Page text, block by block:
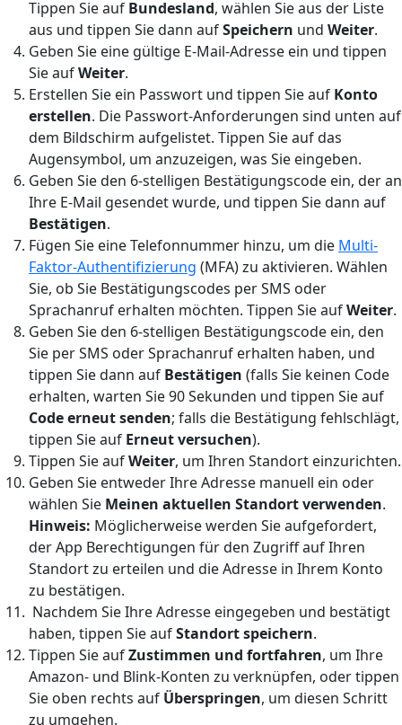
Tippen Sie auf Bundesland, wählen Sie aus der Liste
aus und tippen Sie dann aufSpeichern und Weiter.
Geben Sie eine gültige E-Mail-Adresse ein und tippen
Sie aufWeiter.
Erstellen Sie ein Passwort und tippen Sie auf Konto
erstellen. Die Passwort-Anforderungen sind unten auf
dem Bildschirm aufgelistet. Tippen Sie auf das
Augensymbol, um anzuzeigen, was Sie eingeben.
Geben Sie den 6-stelligen Bestätigungscode ein, der an
Ihre E-Mail gesendet wurde, und tippen Sie dann auf
Bestätigen.
Fügen Sie eine Telefonnummer hinzu, um die Multi-
Faktor-Authentifizierung (MFA) zu aktivieren. Wählen
Sie, ob Sie Bestätigungscodes per SMS oder
Sprachanruf erhalten möchten. Tippen Sie aufWeiter.
Geben Sie den 6-stelligen Bestätigungscode ein, den
Sie per SMS oder Sprachanruf erhalten haben, und
tippen Sie dann auf Bestätigen (falls Sie keinen Code
erhalten, warten Sie 90 Sekunden und tippen Sie auf
Code erneut senden; falls die Bestätigung fehlschlägt,
tippen Sie auf Erneut versuchen).
Tippen Sie aufWeiter, um Ihren Standort einzurichten.
Geben Sie entweder Ihre Adresse manuell ein oder
wählen Sie Meinen aktuellen Standort verwenden.
Hinweis: Möglicherweise werden Sie aufgefordert,
der App Berechtigungen für den Zugriff auf Ihren
Standort zu erteilen und die Adresse in Ihrem Konto
zu bestätigen.
Nachdem Sie Ihre Adresse eingegeben und bestätigt
haben, tippen Sie aufStandort speichern.
Tippen Sie aufZustimmen und fortfahren, um Ihre
Amazon- und Blink-Konten zu verknüpfen, oder tippen
Sie oben rechts auf Überspringen, um diesen Schritt
zu umgehen.